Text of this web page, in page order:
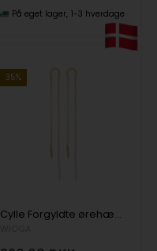
På eget lager 1-3 hverdage
35%
Cylle Forgyldte ørehængere med emalje fra danske WiOGA